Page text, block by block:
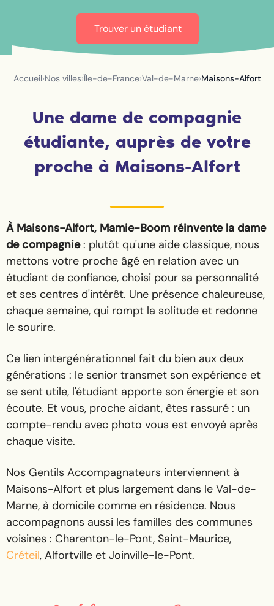
Trouver un étudiant
Accueil›Nos villes›Île-de-France›Val-de-Marne›Maisons-Alfort
Une dame de compagnie
étudiante, auprès de votre
proche à Maisons-Alfort
À Maisons-Alfort, Mamie-Boom réinvente la dame
de compagnie: plutôt qu'une aide classique, nous
mettons votre proche âgé en relation avec un
étudiant de confiance, choisi pour sa personnalité
et ses centres d'intérêt. Une présence chaleureuse,
chaque semaine, qui rompt la solitude et redonne
le sourire.
Ce lien intergénérationnel fait du bien aux deux
générations : le senior transmet son expérience et
se sent utile, l'étudiant apporte son énergie et son
écoute. Et vous, proche aidant, êtes rassuré : un
compte-rendu avec photo vous est envoyé après
chaque visite.
Nos Gentils Accompagnateurs interviennent à
Maisons-Alfort et plus largement dans le Val-de-
Marne, à domicile comme en résidence. Nous
accompagnons aussi les familles des communes
voisines : Charenton-le-Pont, Saint-Maurice,
Créteil, Alfortville et Joinville-le-Pont.